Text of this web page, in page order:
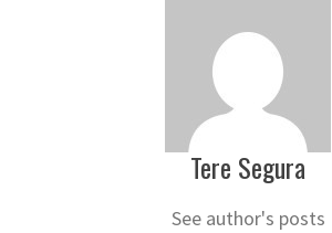
Tere Segura
See author's posts